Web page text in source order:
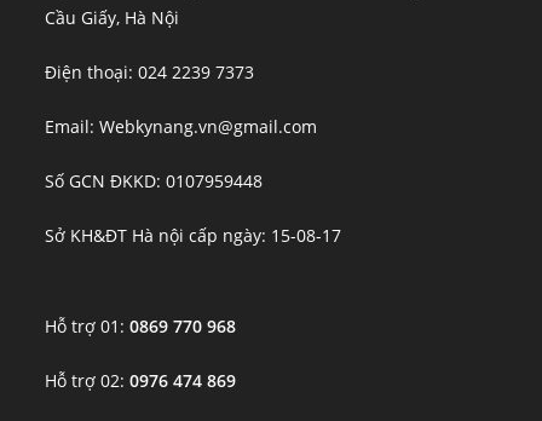
Cầu Giấy, Hà Nội
Điện thoại: 024 2239 7373
Email: Webkynang.vn@gmail.com
Số GCN ĐKKD: 0107959448
Sở KH&ĐT Hà nội cấp ngày: 15-08-17
Hỗ trợ 01:0869 770 968
Hỗ trợ 02:0976 474 869